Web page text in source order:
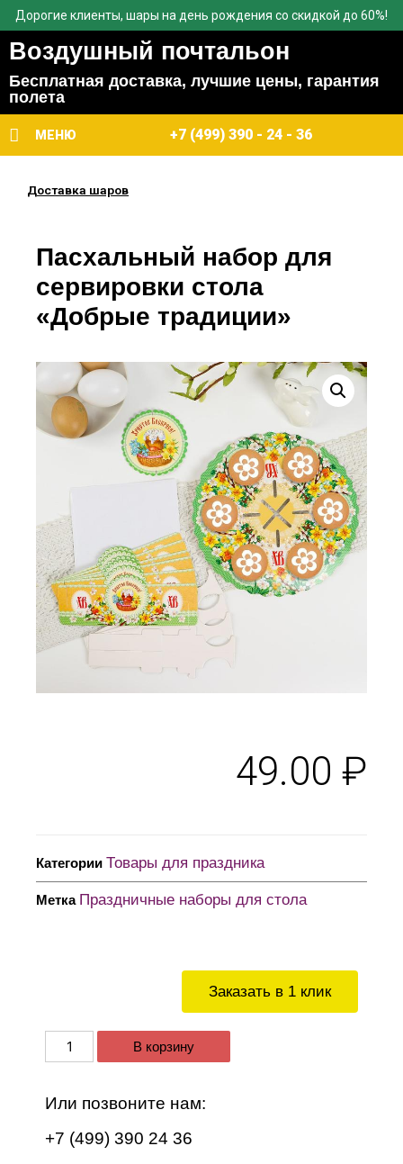
Дорогие клиенты, шары на день рождения со скидкой до 60%!
Воздушный почтальон
Бесплатная доставка, лучшие цены, гарантия
полета
МЕНЮ +7 (499) 390 - 24 - 36
Доставка шаров
Заказать в 1 клик
В корзину
Или позвоните нам:
+7 (499) 390 24 36
Пасхальный набор для
сервировки стола
«Добрые традиции»
49.00 ₽
Категории Товары для праздника
Метка Праздничные наборы для стола